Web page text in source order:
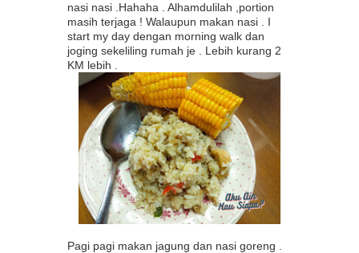
nasi nasi .Hahaha . Alhamdulilah ,portion
masih terjaga ! Walaupun makan nasi . I
start my day dengan morning walk dan
joging sekeliling rumah je . Lebih kurang 2
KM lebih .
Pagi pagi makan jagung dan nasi goreng .